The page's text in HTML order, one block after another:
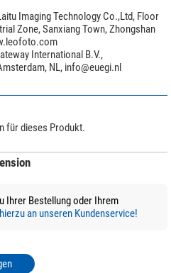
Imaging Technology Co.,Ltd, Floor
Zone, Sanxiang Town, Zhongshan
International B.V.,
NL, info@euegi.nl
für dieses Produkt.
Ihrer Bestellung oder Ihrem
an unseren Kundenservice!